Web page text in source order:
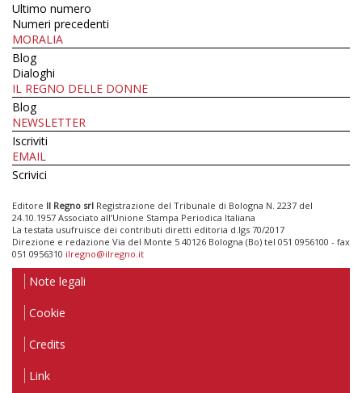
Ultimo numero
Numeri precedenti
MORALIA
Blog
Dialoghi
IL REGNO DELLE DONNE
Blog
NEWSLETTER
Iscriviti
EMAIL
Scrivici
Editore Il Regno srl Registrazione del Tribunale di Bologna N. 2237 del
24.10.1957 Associato all’Unione Stampa Periodica Italiana
La testata usufruisce dei contributi diretti editoria d.lgs 70/2017
Direzione e redazione Via del Monte 5 40126 Bologna (Bo) tel 051 0956100 - fax
051 0956310 ilregno@ilregno.it
Note legali
Cookie
Credits
Link